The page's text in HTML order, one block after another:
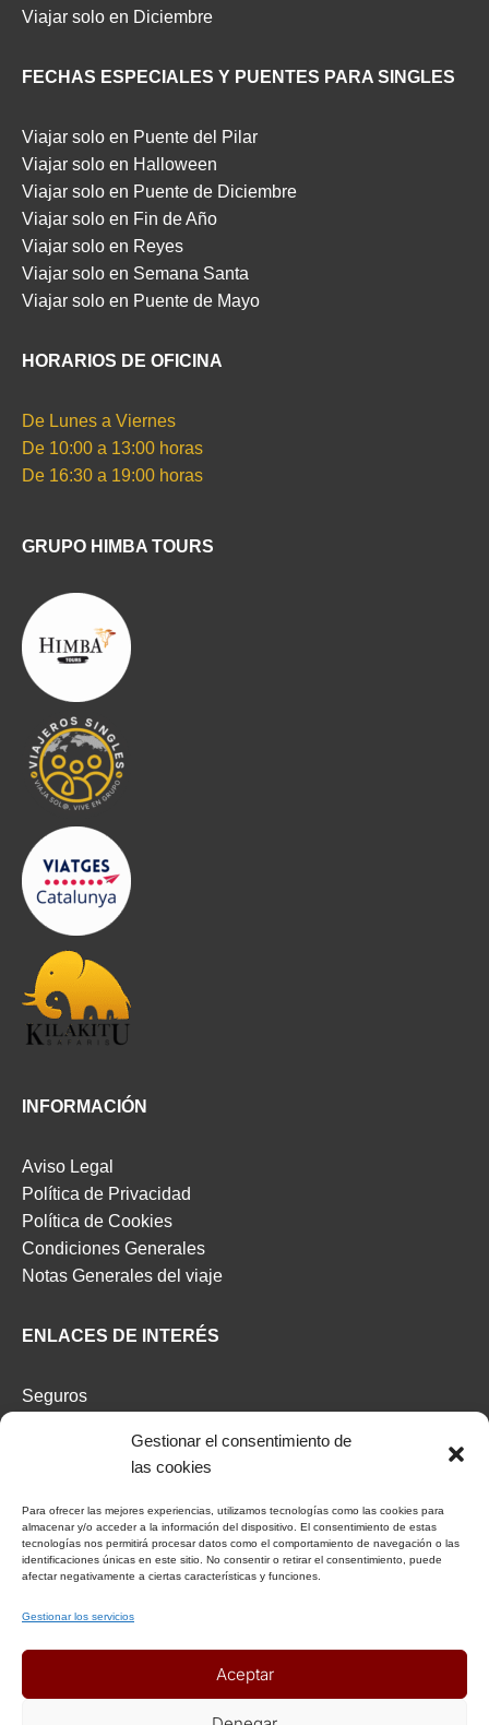
Gestionar el consentimiento de
las cookies
Para ofrecer las mejores experiencias, utilizamos tecnologías como las cookies para
almacenar y/o acceder a la información del dispositivo. El consentimiento de estas
tecnologías nos permitirá procesar datos como el comportamiento de navegación o las
identificaciones únicas en este sitio. No consentir o retirar el consentimiento, puede
afectar negativamente a ciertas características y funciones.
Gestionar los servicios
Aceptar
Viajar solo en Diciembre
FECHAS ESPECIALES Y PUENTES PARA SINGLES
Viajar solo en Puente del Pilar
Viajar solo en Halloween
Viajar solo en Puente de Diciembre
Viajar solo en Fin de Año
Viajar solo en Reyes
Viajar solo en Semana Santa
Viajar solo en Puente de Mayo
HORARIOS DE OFICINA
De Lunes a Viernes
De 10:00 a 13:00 horas
De 16:30 a 19:00 horas
GRUPO HIMBA TOURS
INFORMACIÓN
Aviso Legal
Política de Privacidad
Política de Cookies
Condiciones Generales
Notas Generales del viaje
ENLACES DE INTERÉS
Seguros
Afiliat Agència Catalana de Turisme
Declaración responsable Viajeros Singles by Himba
Realización de viajes de cooperación internacional